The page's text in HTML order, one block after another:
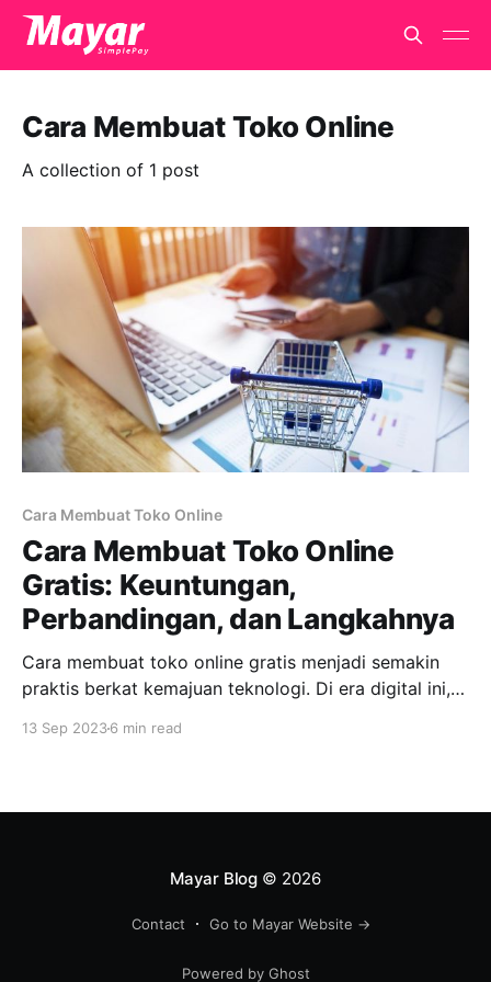
Cara Membuat Toko Online
A collection of 1 post
Cara Membuat Toko Online
Cara Membuat Toko Online
Gratis: Keuntungan,
Perbandingan, dan Langkahnya
Cara membuat toko online gratis menjadi semakin
praktis berkat kemajuan teknologi. Di era digital ini,
tanpa biaya awal yang besar. Alhasil, siapapun bisa
13 Sep 20236 min read
Mayar Blog© 2026
Contact Go to Mayar Website →
Powered by Ghost